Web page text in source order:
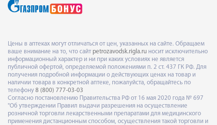
Цены в аптеках могут отличаться от цен, указанных на сайте. Обращаем
ваше внимание на то, что сайт petrozavodsk.rigla.ru носит исключительно
информационный характер и ни при каких условиях не является
публичной офертой, определяемой положениями п. 2 ст. 437 ГК РФ. Для
получения подробной информации о действующих ценах на товар и
наличии товара в конкретной аптеке, пожалуйста, обращайтесь по
телефону 8 (800) 777-03-03
Согласно постановлению Правительства РФ от 16 мая 2020 года № 697
"Об утверждении Правил выдачи разрешения на осуществление
розничной торговли лекарственными препаратами для медицинского
применения дистанционным способом, осуществления такой торговли и